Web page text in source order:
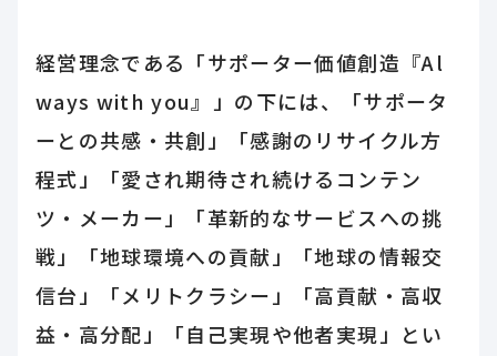
経営理念である「サポーター価値創造『Al
ways with you』」の下には、「サポータ
ーとの共感・共創」「感謝のリサイクル方
程式」「愛され期待され続けるコンテン
ツ・メーカー」「革新的なサービスへの挑
戦」「地球環境への貢献」「地球の情報交
信台」「メリトクラシー」「高貢献・高収
益・高分配」「自己実現や他者実現」とい